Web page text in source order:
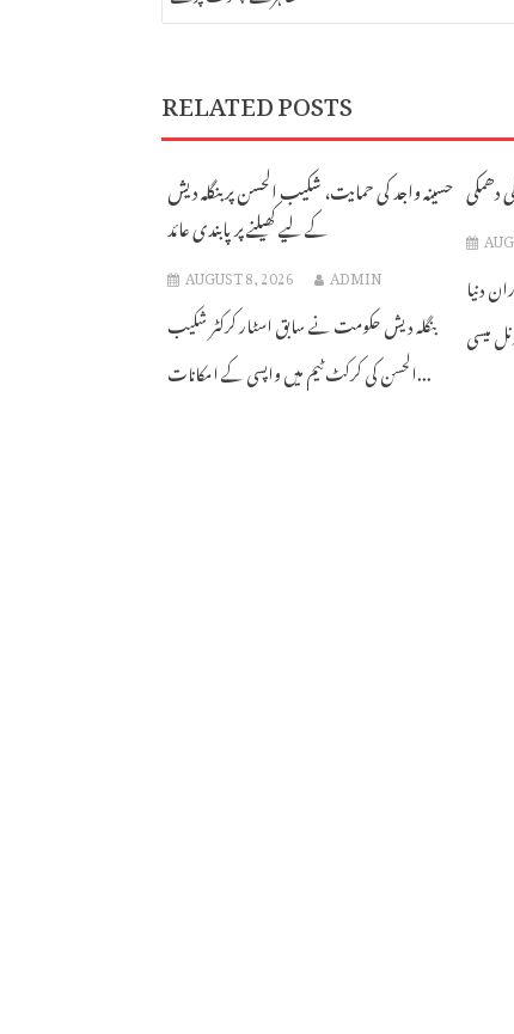
RELATED POSTS
حسینہ واجد کی حمایت، شکیب الحسن پر بنگلہ دیش
کے لیے کھیلنے پر پابندی عائد
AUGUST 8, 2026 ADMIN
بنگلہ دیش حکومت نے سابق اسٹار کرکٹر شکیب
الحسن کی کرکٹ ٹیم میں واپسی کے امکانات...
دھمکی
دنیا